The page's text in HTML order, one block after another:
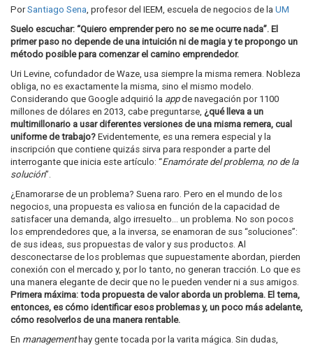
PorSantiago Sena, profesor del IEEM, escuela de negocios de la UM
Suelo escuchar: “Quiero emprender pero no se me ocurre nada”. El
primer paso no depende de una intuición ni de magia y te propongo un
método posible para comenzar el camino emprendedor.
Uri Levine, cofundador de Waze, usa siempre la misma remera. Nobleza
obliga, no es exactamente la misma, sino el mismo modelo.
Considerando que Google adquirió la appde navegación por 1100
millones de dólares en 2013, cabe preguntarse, ¿qué lleva a un
multimillonario a usar diferentes versiones de una misma remera, cual
uniforme de trabajo? Evidentemente, es una remera especial y la
inscripción que contiene quizás sirva para responder a parte del
interrogante que inicia este artículo: “Enamórate del problema, no de la
solución”.
¿Enamorarse de un problema? Suena raro. Pero en el mundo de los
negocios, una propuesta es valiosa en función de la capacidad de
satisfacer una demanda, algo irresuelto… un problema. No son pocos
los emprendedores que, a la inversa, se enamoran de sus “soluciones”:
de sus ideas, sus propuestas de valor y sus productos. Al
desconectarse de los problemas que supuestamente abordan, pierden
conexión con el mercado y, por lo tanto, no generan tracción. Lo que es
una manera elegante de decir que no le pueden vender ni a sus amigos.
Primera máxima: toda propuesta de valor aborda un problema. El tema,
entonces, es cómo identificar esos problemas y, un poco más adelante,
cómo resolverlos de una manera rentable.
En management hay gente tocada por la varita mágica. Sin dudas,